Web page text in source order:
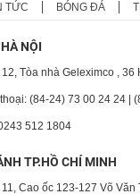
TỨC BÓNG ĐÁ
NỘI
Tòa nhà Geleximco ,
(84-24) 73 00 24 24 |
512 1804
TP.HỒ CHÍ MINH
Cao ốc 123-127 Võ